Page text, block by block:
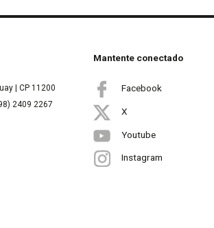
| CP 11200
2409 2267
Mantente conectado
Facebook
X
Youtube
Instagram